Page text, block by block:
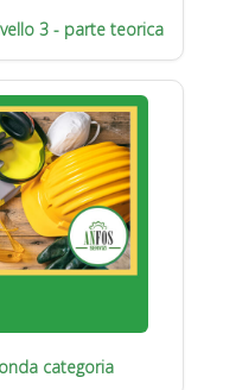
3 - parte teorica
categoria